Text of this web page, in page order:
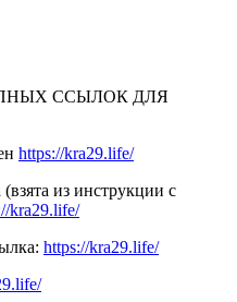
ССЫЛОК ДЛЯ
https://kra29.life/
из инструкции с
kra29.life/
https://kra29.life/